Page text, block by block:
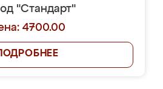
"Стандарт"
4700.00